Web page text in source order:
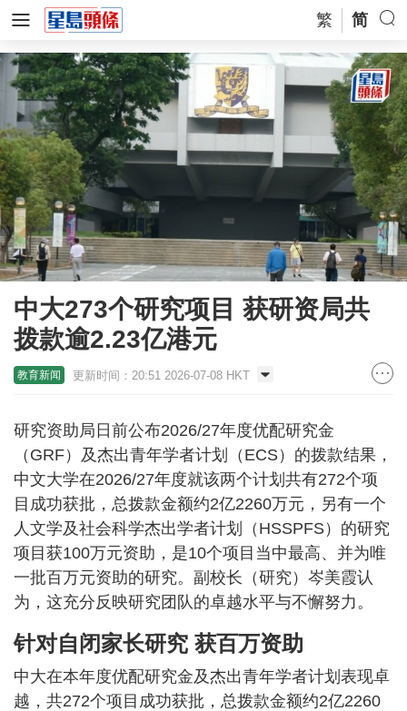
繁 简
中大273个研究项目 获研资局共
拨款逾2.23亿港元
教育新闻 更新时间：20:51 2026-07-08 HKT
研究资助局日前公布2026/27年度优配研究金
（GRF）及杰出青年学者计划（ECS）的拨款结果，
中文大学在2026/27年度就该两个计划共有272个项
目成功获批，总拨款金额约2亿2260万元，另有一个
人文学及社会科学杰出学者计划（HSSPFS）的研究
项目获100万元资助，是10个项目当中最高、并为唯
一批百万元资助的研究。副校长（研究）岑美霞认
为，这充分反映研究团队的卓越水平与不懈努力。
针对自闭家长研究 获百万资助
中大在本年度优配研究金及杰出青年学者计划表现卓
越，共272个项目成功获批，总拨款金额约2亿2260